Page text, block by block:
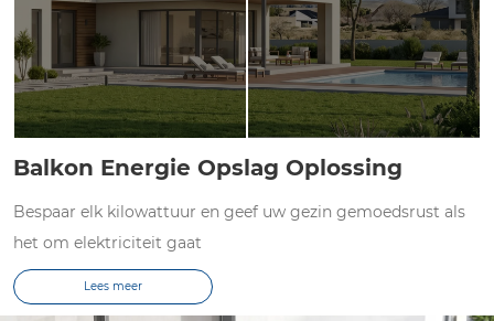
Balkon Energie Opslag Oplossing
Bespaar elk kilowattuur en geef uw gezin gemoedsrust als
het om elektriciteit gaat
Lees meer